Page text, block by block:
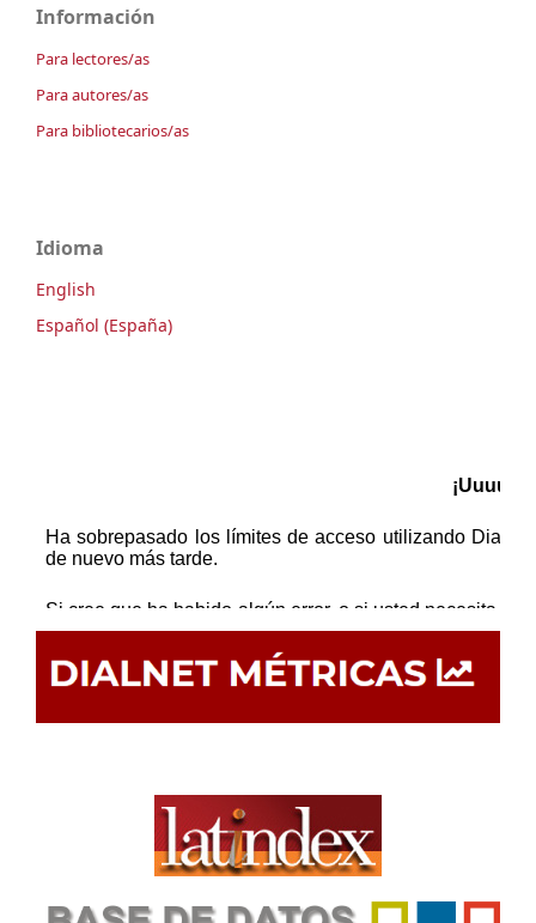
Información
Para lectores/as
Para autores/as
Para bibliotecarios/as
Idioma
English
Español (España)